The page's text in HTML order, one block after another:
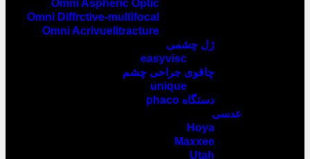
Omni Aspheric Optic
Omni Diffrctive-multifocal
Omni Acrivuelitracture
ژل چشمی
easyvisc
چاقوی جراحی چشم
unique
دستگاه phaco
عدسی
Hoya
Maxxee
Utah